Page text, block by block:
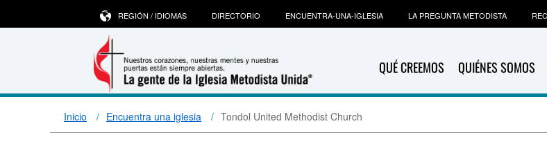
QUÉ CREEMOS QUIÉNES SOMOS
REGIÓN / IDIOMAS DIRECTORIO ENCUENTRA-UNA-IGLESIA LA PREGUNTA METODISTA
Inicio Encuentra una iglesia Tondol United Methodist Church